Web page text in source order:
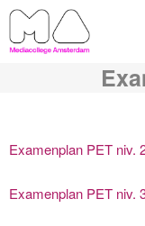
Examenplan PET niv.
Examenplan PET niv.